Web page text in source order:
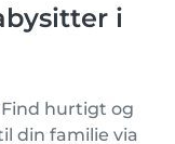
i
hurtigt og
din familie via